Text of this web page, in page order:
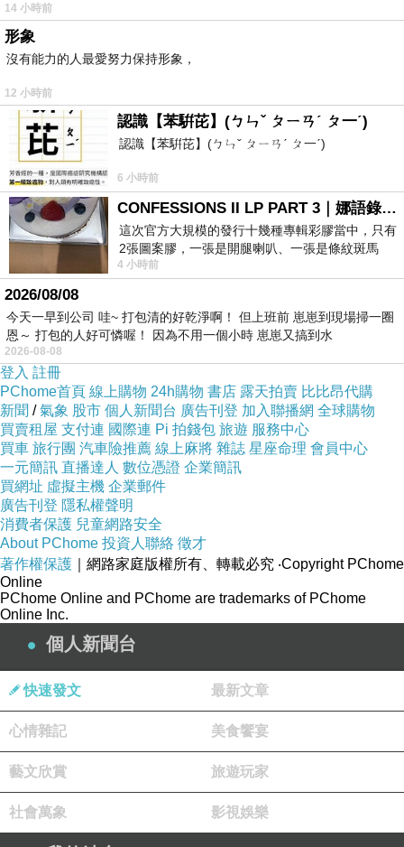
六、日，天天都在下雪，也天天都要剷雪撒鹽，苦啊！
好友攝影詩人在line上傳消息，她已跑去鱒魚湖賞雪了，
不用剷雪的人真幸福。
14 小時前
形象
沒有能力的人最愛努力保持形象，
12 小時前
認識【苯騈芘】(ㄅㄣˇ ㄆㄧㄢˊ ㄆ一ˊ)
認識【苯騈芘】(ㄅㄣˇ ㄆㄧㄢˊ ㄆ一ˊ)
6 小時前
CONFESSIONS II LP PART 3｜娜語錄II LP PART 3
這次官方大規模的發行十幾種專輯彩膠當中，只有
2張圖案膠，一張是開腿喇叭、一張是條紋斑馬
版；目前官網上只剩澳洲商店AU STORE
4 小時前
2026/08/08
今天一早到公司 哇~ 打包清的好乾淨啊！ 但上班前 崽崽到現場掃一圈
恩～ 打包的人好可憐喔！ 因為不用一個小時 崽崽又搞到水
2026-08-08
登入 註冊
PChome首頁 線上購物 24h購物 書店 露天拍賣 比比昂代購
新聞 /氣象 股市 個人新聞台 廣告刊登 加入聯播網 全球購物
買賣租屋 支付連 國際連 Pi 拍錢包 旅遊 服務中心
買車 旅行團 汽車險推薦 線上麻將 雜誌 星座命理 會員中心
一元簡訊 直播達人 數位憑證 企業簡訊
買網址 虛擬主機 企業郵件
廣告刊登 隱私權聲明
消費者保護 兒童網路安全
About PChome 投資人聯絡 徵才
著作權保護 ｜網路家庭版權所有、轉載必究 ‧Copyright PChome
Online
PChome Online and PChome are trademarks of PChome
Online Inc.
個人新聞台
快速發文 最新文章
心情雜記 美食饗宴
藝文欣賞 旅遊玩家
社會萬象 影視娛樂